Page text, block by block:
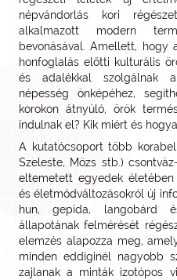
népvándorlás kori
alkalmazott modern
bevonásával. Amellett, hogy
honfoglalás előtti kulturális
és adalékkal szolgálnak
népesség önképéhez,
korokon átnyúló, örök
indulnak el? Kik miért és
A kutatócsoport több
Szeleste, Mözs stb.)
eltemetett egyedek életében
és életmódváltozásokról új
hun, gepida, langobárd
állapotának felmérését
elemzés alapozza meg,
minden eddiginél nagyobb
zajlanak a minták izotópos